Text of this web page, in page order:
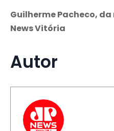
Guilherme Pacheco,
News Vitória
Autor